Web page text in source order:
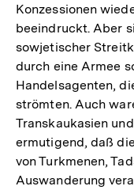
Konzessionen
beeindruckt. Aber
sowjetischer
durch eine Armee
Handelsagenten,
strömten. Auch
Transkaukasien
ermutigend, daß
von Turkmenen,
Auswanderung